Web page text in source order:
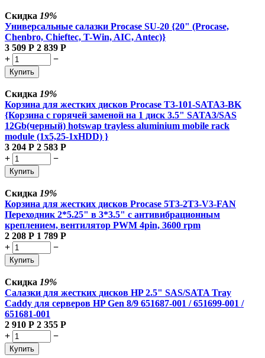
Скидка 19%
Универсальные салазки Procase SU-20 {20" (Procase,
Chenbro, Chieftec, T-Win, AIC, Antec)}
3 509 Р 2 839 Р
+
−
Купить
Скидка 19%
Корзина для жестких дисков Procase T3-101-SATA3-BK
{Корзина с горячей заменой на 1 диск 3.5" SATA3/SAS
12Gb(черный) hotswap trayless aluminium mobile rack
module (1x5,25-1xHDD) }
3 204 Р 2 583 Р
+
−
Купить
Скидка 19%
Корзина для жестких дисков Procase 5T3-2T3-V3-FAN
Переходник 2*5.25" в 3*3.5" с антивибрационным
креплением, вентилятор PWM 4pin, 3600 rpm
2 208 Р 1 789 Р
+
−
Купить
Скидка 19%
Салазки для жестких дисков HP 2.5" SAS/SATA Tray
Caddy для серверов HP Gen 8/9 651687-001 / 651699-001 /
651681-001
2 910 Р 2 355 Р
+
−
Купить